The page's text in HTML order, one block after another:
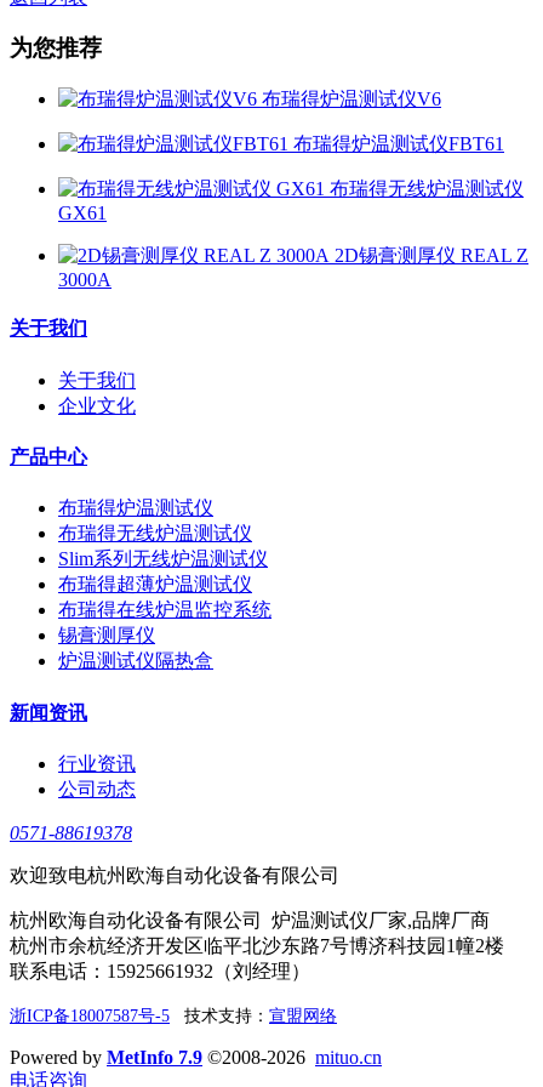
为您推荐
布瑞得炉温测试仪V6
布瑞得炉温测试仪FBT61
布瑞得无线炉温测试仪
GX61
2D锡膏测厚仪 REAL Z
3000A
关于我们
关于我们
企业文化
产品中心
布瑞得炉温测试仪
布瑞得无线炉温测试仪
Slim系列无线炉温测试仪
布瑞得超薄炉温测试仪
布瑞得在线炉温监控系统
锡膏测厚仪
炉温测试仪隔热盒
新闻资讯
行业资讯
公司动态
0571-88619378
欢迎致电杭州欧海自动化设备有限公司
杭州欧海自动化设备有限公司 炉温测试仪厂家,品牌厂商
杭州市余杭经济开发区临平北沙东路7号博济科技园1幢2楼
联系电话：15925661932（刘经理）
浙ICP备18007587号-5 技术支持： 宣盟网络
Powered by MetInfo 7.9 ©2008-2026 mituo.cn
电话咨询